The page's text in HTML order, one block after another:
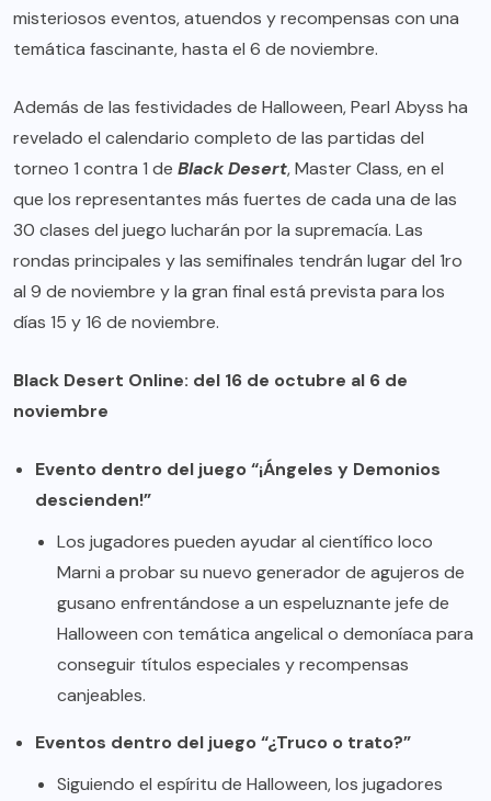
misteriosos eventos, atuendos y recompensas con una
temática fascinante, hasta el 6 de noviembre.
Además de las festividades de Halloween, Pearl Abyss ha
revelado el calendario completo de las partidas del
torneo 1 contra 1 de Black Desert, Master Class, en el
que los representantes más fuertes de cada una de las
30 clases del juego lucharán por la supremacía. Las
rondas principales y las semifinales tendrán lugar del 1ro
al 9 de noviembre y la gran final está prevista para los
días 15 y 16 de noviembre.
Black Desert Online: del 16 de octubre al 6 de
noviembre
Evento dentro del juego “¡Ángeles y Demonios
descienden!”
Los jugadores pueden ayudar al científico loco
Marni a probar su nuevo generador de agujeros de
gusano enfrentándose a un espeluznante jefe de
Halloween con temática angelical o demoníaca para
conseguir títulos especiales y recompensas
canjeables.
Eventos dentro del juego “¿Truco o trato?”
Siguiendo el espíritu de Halloween, los jugadores